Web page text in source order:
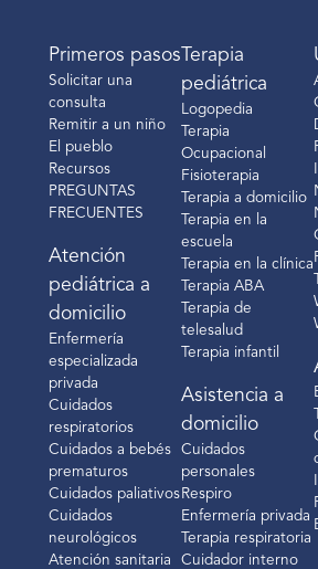
Primeros pasos
Solicitar una
consulta
Remitir a un niño
El pueblo
Recursos
PREGUNTAS
FRECUENTES
Atención
pediátrica a
domicilio
Enfermería
especializada
privada
Cuidados
respiratorios
Cuidados a bebés
prematuros
Cuidados paliativos
Cuidados
neurológicos
Atención sanitaria
Terapia
pediátrica
Logopedia
Terapia
Ocupacional
Fisioterapia
Terapia a domicilio
Terapia en la
escuela
Terapia en la clínica
Terapia ABA
Terapia de
telesalud
Terapia infantil
Asistencia a
domicilio
Cuidados
personales
Respiro
Enfermería privada
Terapia respiratoria
Cuidador interno